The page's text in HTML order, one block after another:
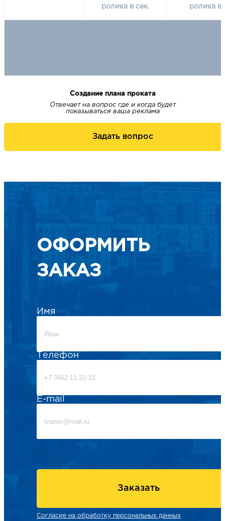
ролика в сек. ролика в
Создание плана проката
Отвечает на вопрос где и когда будет
показываться ваша реклама
Задать вопрос
ОФОРМИТЬ
ЗАКАЗ
Имя
Телефон
E-mail
Заказать
Согласие на обработку персональных данных